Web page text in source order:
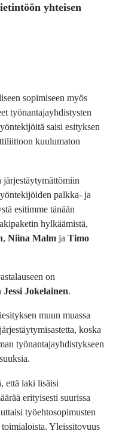
yhteisen
sopimiseen myös
työnantajayhdistysten
saisi esityksen
kuulumaton
järjestäytymättömiin
palkka- ja
esitimme tänään
hylkäämistä,
, Niina Malm jaTimo
on
Jessi Jokelainen.
muun muassa
koska
työnantajayhdistykseen
että laki lisäisi
erityisesti suurissa
työehtosopimusten
Yleissitovuus